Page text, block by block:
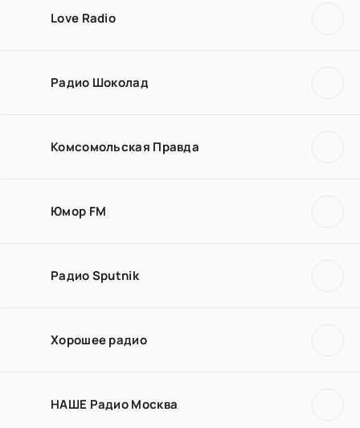
Love Radio
Радио Шоколад
Комсомольская Правда
Юмор FM
Радио Sputnik
Хорошее радио
НАШЕ Радио Москва